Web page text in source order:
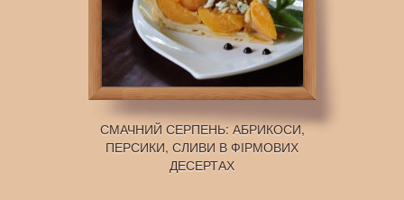
СМАЧНИЙ СЕРПЕНЬ: АБРИКОСИ,
ПЕРСИКИ, СЛИВИ В ФІРМОВИХ
ДЕСЕРТАХ